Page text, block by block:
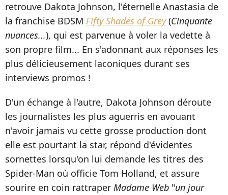
retrouve Dakota Johnson, l'éternelle Anastasia de
la franchise BDSM Fifty Shades of Grey(Cinquante
nuances...), qui est parvenue à voler la vedette à
son propre film... En s'adonnant aux réponses les
plus délicieusement laconiques durant ses
interviews promos !
D'un échange à l'autre, Dakota Johnson déroute
les journalistes les plus aguerris en avouant
n'avoir jamais vu cette grosse production dont
elle est pourtant la star, répond d'évidentes
sornettes lorsqu'on lui demande les titres des
Spider-Man où officie Tom Holland, et assure
sourire en coin rattraper Madame Web "un jour